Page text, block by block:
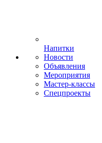
Напитки
Новости
Объявления
Мероприятия
Мастер-классы
Спецпроекты